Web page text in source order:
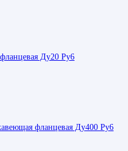
Ду20 Ру6
фланцевая Ду400 Ру6